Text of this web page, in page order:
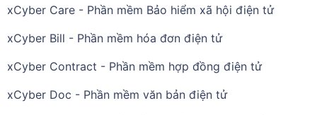
xCyber Care - Phần mềm Bảo hiểm xã hội điện tử
xCyber Bill - Phần mềm hóa đơn điện tử
xCyber Contract - Phần mềm hợp đồng điện tử
xCyber Doc - Phần mềm văn bản điện tử